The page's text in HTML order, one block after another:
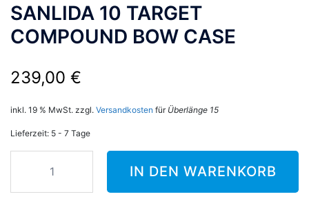
SANLIDA 10 TARGET
COMPOUND BOW CASE
239,00 €
inkl. 19 % MwSt. zzgl. Versandkosten für Überlänge 15
Lieferzeit: 5 - 7 Tage
TARGET
IN DEN WARENKORB